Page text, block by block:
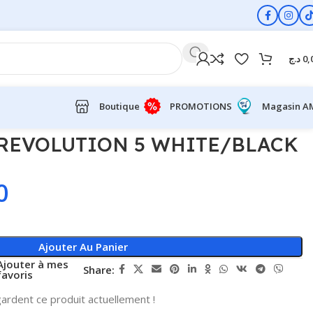
د.ج
Boutique PROMOTIONS Magasin
5 WHITE/BLACK
Ajouter Au Panier
à mes Share:
ce produit actuellement !